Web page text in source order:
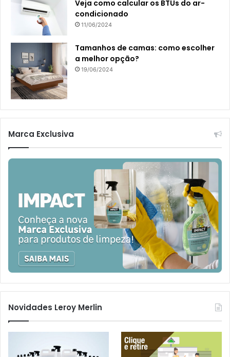
Veja como calcular os BTUs do ar-
condicionado
11/06/2024
Tamanhos de camas: como escolher
a melhor opção?
19/06/2024
Marca Exclusiva
Novidades Leroy Merlin